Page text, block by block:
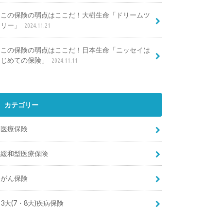
この保険の弱点はここだ！大樹生命「ドリームツ
リー」
2024.11.21
この保険の弱点はここだ！日本生命「ニッセイは
じめての保険」
2024.11.11
カテゴリー
医療保険
緩和型医療保険
がん保険
3大(7・8大)疾病保険